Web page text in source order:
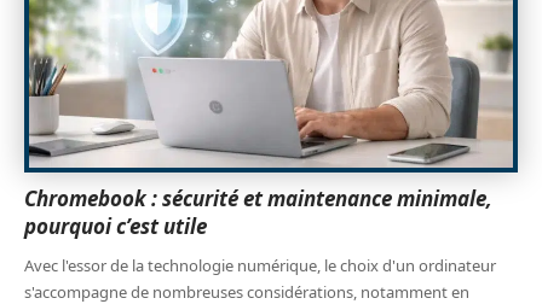
Chromebook : sécurité et maintenance minimale,
pourquoi c’est utile
Avec l'essor de la technologie numérique, le choix d'un ordinateur
s'accompagne de nombreuses considérations, notamment en